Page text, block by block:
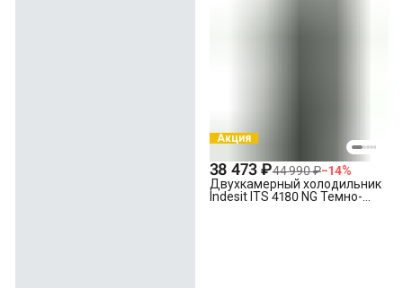
Акция
38 473 ₽44 990 ₽−14%
Двухкамерный холодильник
Indesit ITS 4180 NG Темно-